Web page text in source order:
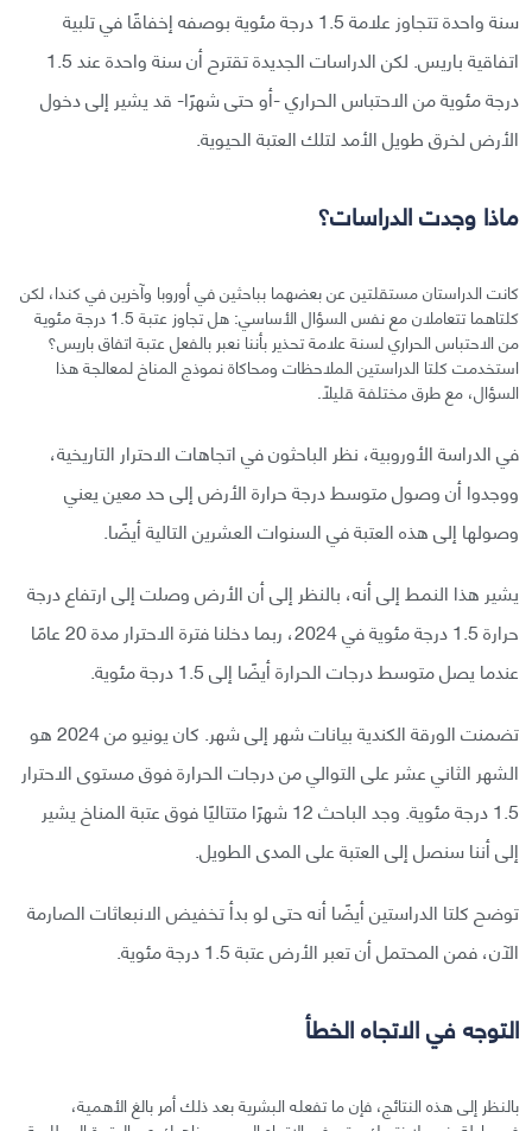
سنة واحدة تتجاوز علامة 1.5 درجة مئوية بوصفه إخفاقًا في تلبية
اتفاقية باريس. لكن الدراسات الجديدة تقترح أن سنة واحدة عند 1.5
درجة مئوية من الاحتباس الحراري -أو حتى شهرًا- قد يشير إلى دخول
الأرض لخرق طويل الأمد لتلك العتبة الحيوية.
ماذا وجدت الدراسات؟
كانت الدراستان مستقلتين عن بعضهما بباحثين في أوروبا وآخرين في كندا، لكن
كلتاهما تتعاملان مع نفس السؤال الأساسي: هل تجاوز عتبة 1.5 درجة مئوية
من الاحتباس الحراري لسنة علامة تحذير بأننا نعبر بالفعل عتبة اتفاق باريس؟
استخدمت كلتا الدراستين الملاحظات ومحاكاة نموذج المناخ لمعالجة هذا
السؤال، مع طرق مختلفة قليلًا.
في الدراسة الأوروبية، نظر الباحثون في اتجاهات الاحترار التاريخية،
ووجدوا أن وصول متوسط درجة حرارة الأرض إلى حد معين يعني
وصولها إلى هذه العتبة في السنوات العشرين التالية أيضًا.
يشير هذا النمط إلى أنه، بالنظر إلى أن الأرض وصلت إلى ارتفاع درجة
حرارة 1.5 درجة مئوية في 2024، ربما دخلنا فترة الاحترار مدة 20 عامًا
عندما يصل متوسط درجات الحرارة أيضًا إلى 1.5 درجة مئوية.
تضمنت الورقة الكندية بيانات شهر إلى شهر. كان يونيو من 2024 هو
الشهر الثاني عشر على التوالي من درجات الحرارة فوق مستوى الاحترار
1.5 درجة مئوية. وجد الباحث 12 شهرًا متتاليًا فوق عتبة المناخ يشير
إلى أننا سنصل إلى العتبة على المدى الطويل.
توضح كلتا الدراستين أيضًا أنه حتى لو بدأ تخفيض الانبعاثات الصارمة
الآن، فمن المحتمل أن تعبر الأرض عتبة 1.5 درجة مئوية.
التوجه في الاتجاه الخطأ
بالنظر إلى هذه النتائج، فإن ما تفعله البشرية بعد ذلك أمر بالغ الأهمية،